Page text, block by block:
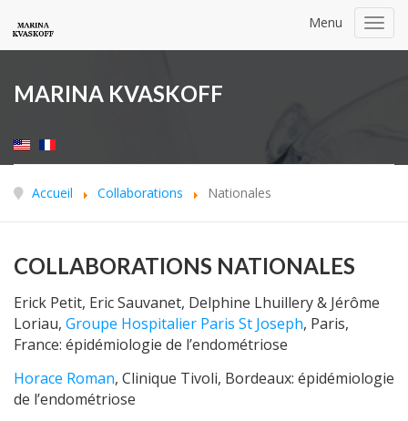
Menu
MARINA KVASKOFF
Accueil Collaborations Nationales
COLLABORATIONS NATIONALES
Erick Petit, Eric Sauvanet, Delphine Lhuillery & Jérôme
Loriau, Groupe Hospitalier Paris St Joseph, Paris,
France: épidémiologie de l’endométriose
Horace Roman, Clinique Tivoli, Bordeaux: épidémiologie
de l’endométriose